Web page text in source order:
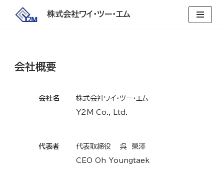
로
株式会社ワイ・ツー・エム
会社概要
会社名
株式会社ワイ・ツー・エム
Y2M Co., Ltd.
代表者
代表取締役 呉 榮澤
CEO Oh Youngtaek